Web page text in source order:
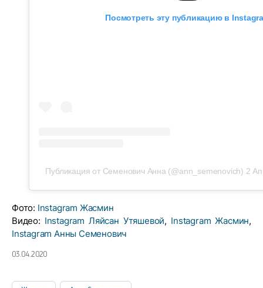
Посмотреть эту публикацию в
Публикация от Семенович Анна (@ann_semenovich) 2
Фото: Instagram Жасмин
Видео: Instagram Ляйсан Утяшевой, Instagram Жасмин,
Instagram Анны Семенович
03.04.2020